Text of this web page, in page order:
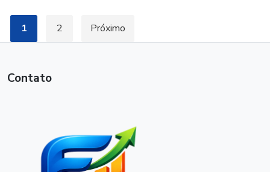
Paginação
de
1 2 Próximo
Contato